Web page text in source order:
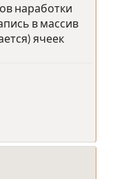
наработки
в массив
ячеек